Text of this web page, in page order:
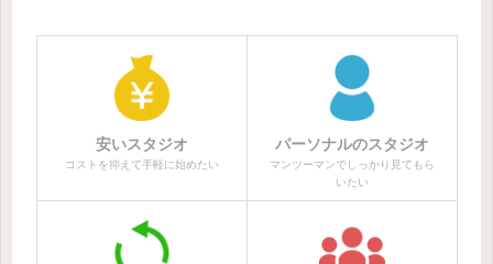
安いスタジオ
コストを抑えて手軽に始めたい
パーソナルのスタジオ
マンツーマンでしっかり見てもら
いたい